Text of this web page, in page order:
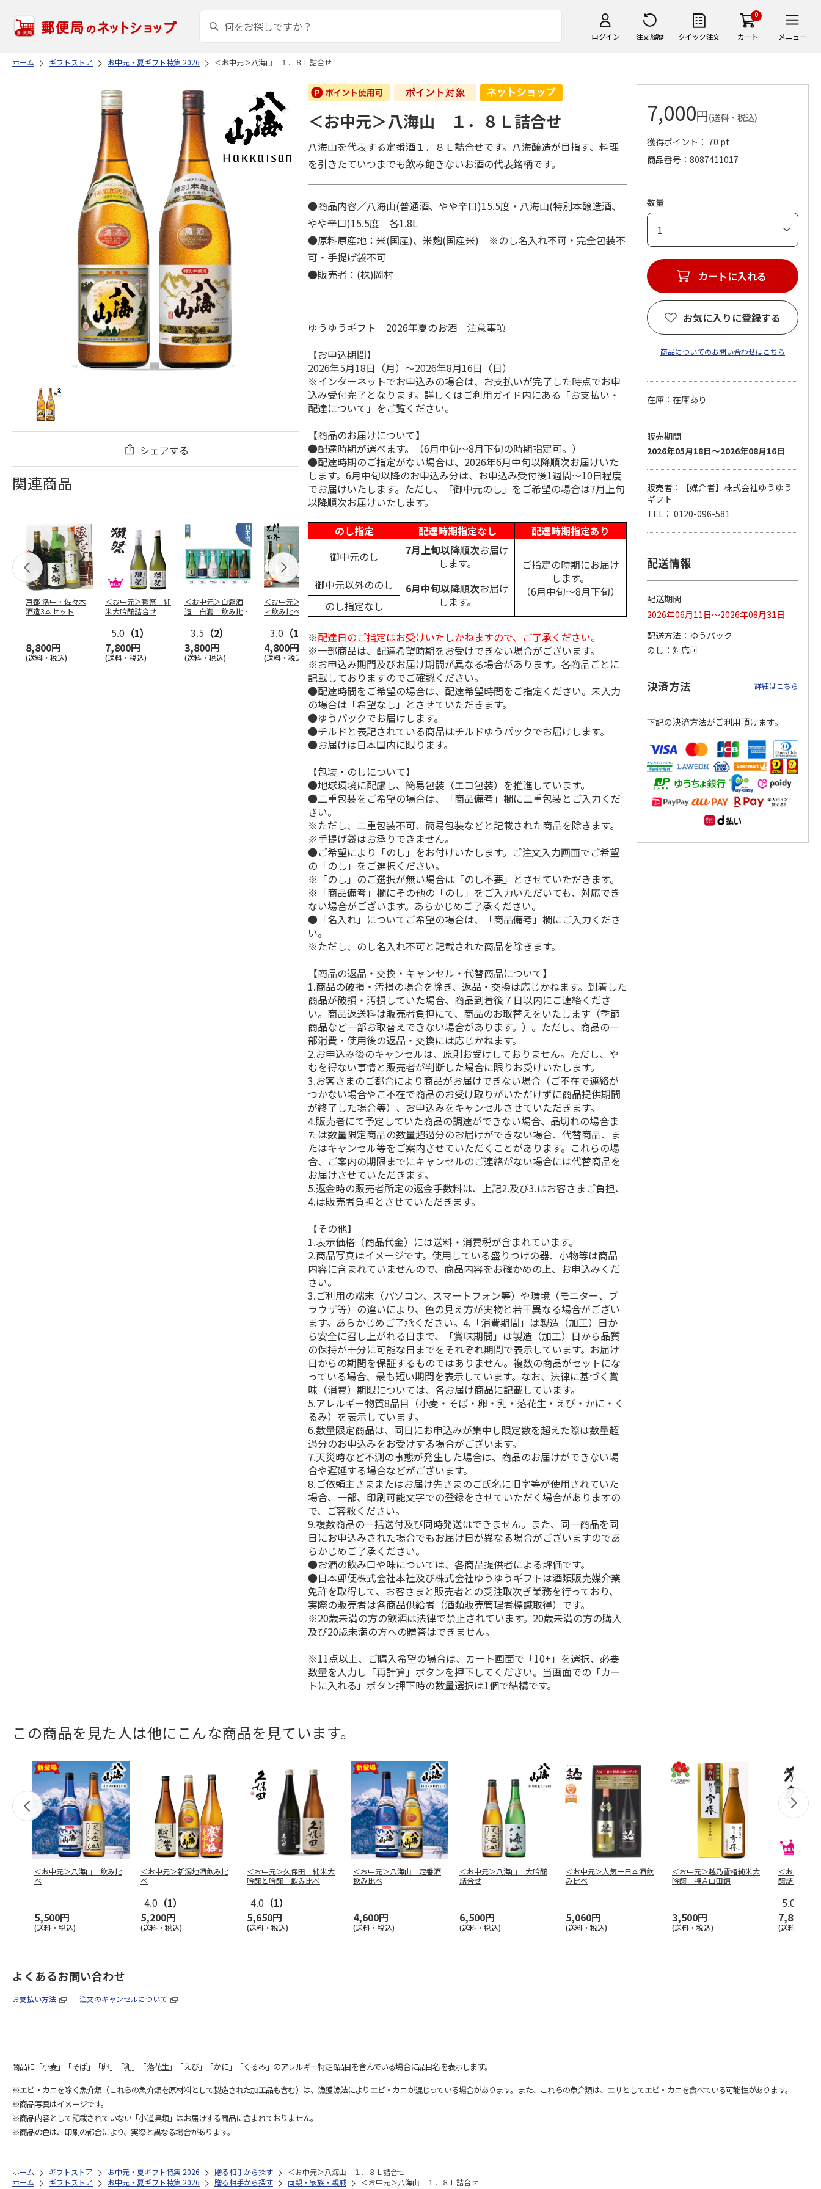
ログイン 注文履歴 クイック注文
0
カート メニュー
ホーム ギフトストア お中元・夏ギフト特集 2026 ＜お中元＞八海山 １．８Ｌ詰合せ
シェアする
関連商品
京都 洛中・佐々木
酒造3本セット
8,800円
(送料・税込)
＜お中元＞獺祭 純
米大吟醸詰合せ
5.0 （1）
7,800円
(送料・税込)
＜お中元＞白瀧酒
造 白瀧 飲み比べ
3.5 （2）
3,800円
(送料・税込)
＜お中元＞バラエテ
ィ飲み比べ
3.0 （1）
4,800円
(送料・税込)
TAKANOME 火入れ
≪数量限定≫ショッ
5.0（1）
18,700円
(送料・税込)
＜お中元＞獺祭 純
8,980円
(送料・税込)
3,500円
(送料・税込)
4.0
5,650円
(送料・税込)
＜お中元＞人気一日
本酒飲み比べ
5,060円
(送料・税込)
新感覚日本酒３品セ
ット（おちょこ付）
＜お中元＞八海山 １．８Ｌ詰合せ
八海山を代表する定番酒１．８Ｌ詰合せです。八海醸造が目指す、料理
を引きたていつまでも飲み飽きないお酒の代表銘柄です。
●商品内容／八海山(普通酒、やや辛口)15.5度・八海山(特別本醸造酒、
やや辛口)15.5度 各1.8L
●原料原産地：米(国産)、米麹(国産米) ※のし名入れ不可・完全包装不
可・手提げ袋不可
●販売者：(株)岡村
ゆうゆうギフト 2026年夏のお酒 注意事項
【お申込期間】
2026年5月18日（月）～2026年8月16日（日）
※インターネットでお申込みの場合は、お支払いが完了した時点でお申
込み受付完了となります。詳しくはご利用ガイド内にある「お支払い・
配達について」をご覧ください。
【商品のお届けについて】
●配達時期が選べます。（6月中旬～8月下旬の時期指定可。）
●配達時期のご指定がない場合は、2026年6月中旬以降順次お届けいた
します。6月中旬以降のお申込み分は、お申込み受付後1週間～10日程度
でお届けいたします。ただし、「御中元のし」をご希望の場合は7月上旬
以降順次お届けいたします。
のし指定
配達時期指定なし
配達時期指定あり
御中元のし
7月上旬以降順次お届け
します。
ご指定の時期にお届け
します。
（6月中旬～8月下旬）
御中元以外ののし 6月中旬以降順次お届け
します。
のし指定なし
※配達日のご指定はお受けいたしかねますので、ご了承ください。
※一部商品は、配達希望時期をお受けできない場合がございます。
※お申込み期間及びお届け期間が異なる場合があります。各商品ごとに
記載しておりますのでご確認ください。
●配達時間をご希望の場合は、配達希望時間をご指定ください。未入力
の場合は「希望なし」とさせていただきます。
●ゆうパックでお届けします。
●チルドと表記されている商品はチルドゆうパックでお届けします。
●お届けは日本国内に限ります。
【包装・のしについて】
●地球環境に配慮し、簡易包装（エコ包装）を推進しています。
●二重包装をご希望の場合は、「商品備考」欄に二重包装とご入力くだ
さい。
※ただし、二重包装不可、簡易包装などと記載された商品を除きます。
※手提げ袋はお承りできません。
●ご希望により「のし」をお付けいたします。ご注文入力画面でご希望
の「のし」をご選択ください。
※「のし」のご選択が無い場合は「のし不要」とさせていただきます。
※「商品備考」欄にその他の「のし」をご入力いただいても、対応でき
ない場合がございます。あらかじめご了承ください。
●「名入れ」についてご希望の場合は、「商品備考」欄にご入力くださ
い。
※ただし、のし名入れ不可と記載された商品を除きます。
【商品の返品・交換・キャンセル・代替商品について】
1.商品の破損・汚損の場合を除き、返品・交換は応じかねます。到着した
商品が破損・汚損していた場合、商品到着後７日以内にご連絡くださ
い。商品返送料は販売者負担にて、商品のお取替えをいたします（季節
商品など一部お取替えできない場合があります。）。ただし、商品の一
部消費・使用後の返品・交換には応じかねます。
2.お申込み後のキャンセルは、原則お受けしておりません。ただし、や
むを得ない事情と販売者が判断した場合に限りお受けいたします。
3.お客さまのご都合により商品がお届けできない場合（ご不在で連絡が
つかない場合やご不在で商品のお受け取りがいただけずに商品提供期間
が終了した場合等）、お申込みをキャンセルさせていただきます。
4.販売者にて予定していた商品の調達ができない場合、品切れの場合ま
たは数量限定商品の数量超過分のお届けができない場合、代替商品、ま
たはキャンセル等をご案内させていただくことがあります。これらの場
合、ご案内の期限までにキャンセルのご連絡がない場合には代替商品を
お届けさせていただきます。
5.返金時の販売者所定の返金手数料は、上記2.及び3.はお客さまご負担、
4.は販売者負担とさせていただきます。
【その他】
1.表示価格（商品代金）には送料・消費税が含まれています。
2.商品写真はイメージです。使用している盛りつけの器、小物等は商品
内容に含まれていませんので、商品内容をお確かめの上、お申込みくだ
さい。
3.ご利用の端末（パソコン、スマートフォン等）や環境（モニター、ブ
ラウザ等）の違いにより、色の見え方が実物と若干異なる場合がござい
ます。あらかじめご了承ください。4.「消費期間」は製造（加工）日か
ら安全に召し上がれる日まで、「賞味期間」は製造（加工）日から品質
の保持が十分に可能な日までをそれぞれ期間で表示しています。お届け
日からの期間を保証するものではありません。複数の商品がセットにな
っている場合、最も短い期間を表示しています。なお、法律に基づく賞
味（消費）期限については、各お届け商品に記載しています。
5.アレルギー物質8品目（小麦・そば・卵・乳・落花生・えび・かに・く
るみ）を表示しています。
6.数量限定商品は、同日にお申込みが集中し限定数を超えた際は数量超
過分のお申込みをお受けする場合がございます。
7.天災時など不測の事態が発生した場合は、商品のお届けができない場
合や遅延する場合などがございます。
8.ご依頼主さままたはお届け先さまのご氏名に旧字等が使用されていた
場合、一部、印刷可能文字での登録をさせていただく場合がありますの
で、ご容赦ください。
9.複数商品の一括送付及び同時発送はできません。また、同一商品を同
日にお申込みされた場合でもお届け日が異なる場合がございますのであ
らかじめご了承ください。
●お酒の飲み口や味については、各商品提供者による評価です。
●日本郵便株式会社本社及び株式会社ゆうゆうギフトは酒類販売媒介業
免許を取得して、お客さまと販売者との受注取次ぎ業務を行っており、
実際の販売者は各商品供給者（酒類販売管理者標識取得）です。
※20歳未満の方の飲酒は法律で禁止されています。20歳未満の方の購入
及び20歳未満の方への贈答はできません。
※11点以上、ご購入希望の場合は、カート画面で「10+」を選択、必要
数量を入力し「再計算」ボタンを押下してください。当画面での「カー
トに入れる」ボタン押下時の数量選択は1個で結構です。
7,000円(送料・税込)
獲得ポイント： 70 pt
商品番号
8087411017
数量
カートに入れる
お気に入りに登録する
商品についてのお問い合わせはこちら
在庫：在庫あり
販売期間
2026年05月18日～2026年08月16日
販売者：【媒介者】株式会社ゆうゆう
ギフト
TEL： 0120-096-581
配送情報
配送期間
2026年06月11日～2026年08月31日
配送方法
ゆうパック
のし
対応可
決済方法 詳細はこちら
下記の決済方法がご利用頂けます。
この商品を見た人は他にこんな商品を見ています。
＜お中元＞八海山 飲み比
べ
5,500円
(送料・税込)
＜お中元＞新潟地酒飲み比
べ
4.0 （1）
5,200円
(送料・税込)
＜お中元＞久保田 純米大
吟醸と吟醸 飲み比べ
4.0 （1）
5,650円
(送料・税込)
＜お中元＞八海山 定番酒
飲み比べ
4,600円
(送料・税込)
＜お中元＞八海山 大吟醸
詰合せ
6,500円
(送料・税込)
＜お中元＞人気一日本酒飲
み比べ
5,060円
(送料・税込)
＜お中元＞越乃雪椿純米大
吟醸 特Ａ山田錦
3,500円
(送料・税込)
＜お中元＞
醸詰合せ
5.0
7,800円
(送料・税込)
よくあるお問い合わせ
お支払い方法 注文のキャンセルについて
商品に「小麦」「そば」「卵」「乳」「落花生」「えび」「かに」「くるみ」のアレルギー特定8品目を含んでいる場合に品目名を表示します。
※エビ・カニを除く魚介類（これらの魚介類を原材料として製造された加工品も含む）は、漁獲漁法によりエビ・カニが混じっている場合があります。また、これらの魚介類は、エサとしてエビ・カニを食べている可能性があります。
※商品写真はイメージです。
※商品内容として記載されていない「小道具類」はお届けする商品に含まれておりません。
※商品の色は、印刷の都合により、実際と異なる場合があります。
ホーム ギフトストア お中元・夏ギフト特集 2026 贈る相手から探す
＜お中元＞八海山 １．８Ｌ詰合せ
ホーム
ギフトストア お中元・夏ギフト特集 2026 贈る相手から探す 両親・家族・親戚
＜お中元＞八海山 １．８Ｌ詰合せ